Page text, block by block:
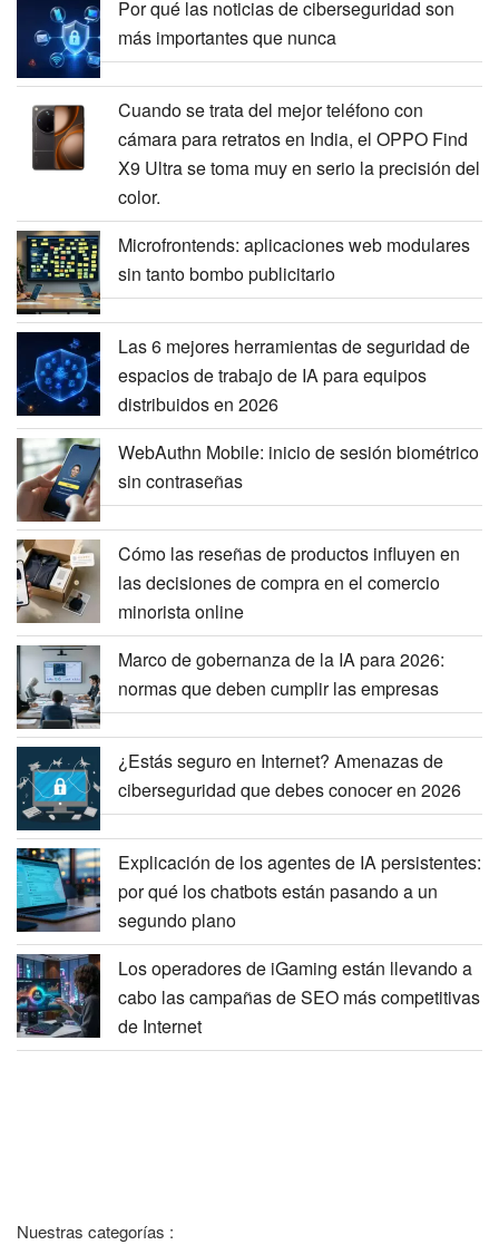
Por qué las noticias de ciberseguridad son
más importantes que nunca
Cuando se trata del mejor teléfono con
cámara para retratos en India, el OPPO Find
X9 Ultra se toma muy en serio la precisión del
color.
Microfrontends: aplicaciones web modulares
sin tanto bombo publicitario
Las 6 mejores herramientas de seguridad de
espacios de trabajo de IA para equipos
distribuidos en 2026
WebAuthn Mobile: inicio de sesión biométrico
sin contraseñas
Cómo las reseñas de productos influyen en
las decisiones de compra en el comercio
minorista online
Marco de gobernanza de la IA para 2026:
normas que deben cumplir las empresas
¿Estás seguro en Internet? Amenazas de
ciberseguridad que debes conocer en 2026
Explicación de los agentes de IA persistentes:
por qué los chatbots están pasando a un
segundo plano
Los operadores de iGaming están llevando a
cabo las campañas de SEO más competitivas
de Internet
Nuestras categorías :